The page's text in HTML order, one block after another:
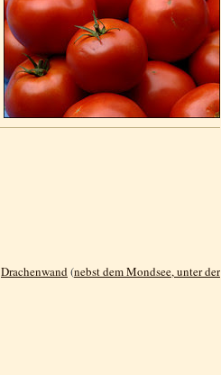
Drachenwand(nebst dem Mondsee, unter der